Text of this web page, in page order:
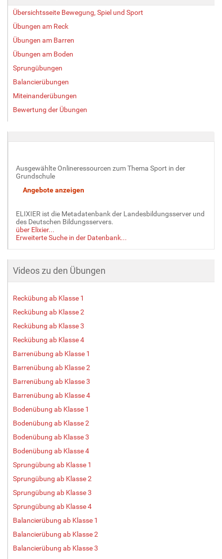
B
i
l
i
n
v
l
l
r
ö
…
Übersichtsseite Bewegung, Spiel und Sport
Übungen am Reck
Übungen am Barren
Übungen am Boden
Sprungübungen
Balancierübungen
Miteinanderübungen
Bewertung der Übungen
Ausgewählte Onlineressourcen zum Thema Sport in der
Grundschule
ELIXIER ist die Metadatenbank der Landesbildungsserver und
des Deutschen Bildungsservers.
über Elixier...
Erweiterte Suche in der Datenbank...
Videos zu den Übungen
Reckübung ab Klasse 1
Reckübung ab Klasse 2
Reckübung ab Klasse 3
Reckübung ab Klasse 4
Barrenübung ab Klasse 1
Barrenübung ab Klasse 2
Barrenübung ab Klasse 3
Barrenübung ab Klasse 4
Bodenübung ab Klasse 1
Bodenübung ab Klasse 2
Bodenübung ab Klasse 3
Bodenübung ab Klasse 4
Sprungübung ab Klasse 1
Sprungübung ab Klasse 2
Sprungübung ab Klasse 3
Sprungübung ab Klasse 4
Balancierübung ab Klasse 1
Balancierübung ab Klasse 2
Balancierübung ab Klasse 3